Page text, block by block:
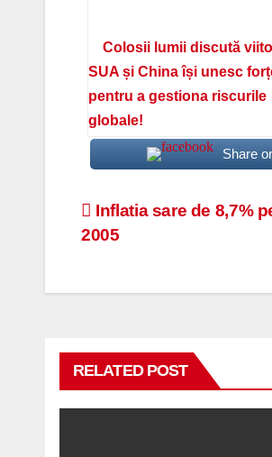
Colosii lumii discută
SUA și China își unesc
pentru a gestiona riscurile
globale!
Share
Navigare
articole
Inflatia sare de 8,7%
2005
RELATED POST